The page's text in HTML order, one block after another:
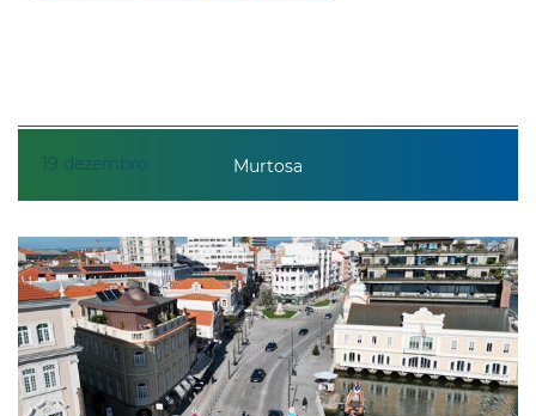
19 dezembro Murtosa